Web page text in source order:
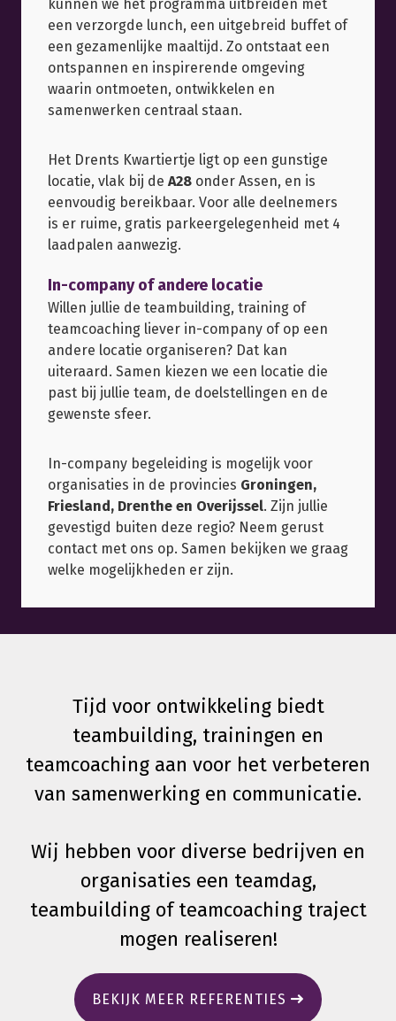
kunnen we het programma uitbreiden met
een verzorgde lunch, een uitgebreid buffet of
een gezamenlijke maaltijd. Zo ontstaat een
ontspannen en inspirerende omgeving
waarin ontmoeten, ontwikkelen en
samenwerken centraal staan.
Het Drents Kwartiertje ligt op een gunstige
locatie, vlak bij de A28 onder Assen, en is
eenvoudig bereikbaar. Voor alle deelnemers
is er ruime, gratis parkeergelegenheid met 4
laadpalen aanwezig.
In-company of andere locatie
Willen jullie de teambuilding, training of
teamcoaching liever in-company of op een
andere locatie organiseren? Dat kan
uiteraard. Samen kiezen we een locatie die
past bij jullie team, de doelstellingen en de
gewenste sfeer.
In-company begeleiding is mogelijk voor
organisaties in de provincies Groningen,
Friesland, Drenthe en Overijssel. Zijn jullie
gevestigd buiten deze regio? Neem gerust
contact met ons op. Samen bekijken we graag
welke mogelijkheden er zijn.
Tijd voor ontwikkeling biedt
teambuilding, trainingen en
teamcoaching aan voor het verbeteren
van samenwerking en communicatie.
Wij hebben voor diverse bedrijven en
organisaties een teamdag,
teambuilding of teamcoaching traject
mogen realiseren!
BEKIJK MEER REFERENTIES